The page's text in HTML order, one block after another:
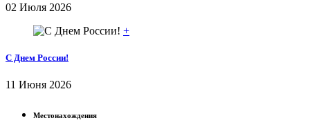
02 Июля 2026
+
С Днем России!
11 Июня 2026
Местонахождения